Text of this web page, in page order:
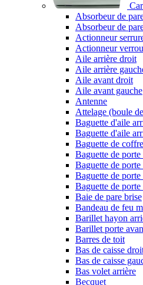
Absorbeur de
Absorbeur de
Actionneur
Actionneur
Aile arrière droit
Aile arrière
Aile avant droit
Aile avant gauche
Antenne
Attelage (boule
Baguette d'aile
Baguette d'aile
Baguette de coffre
Baguette de
Baguette de
Baguette de
Baguette de
Baie de pare brise
Bandeau de feu
Barillet hayon
Barillet porte
Barres de toit
Bas de caisse
Bas de caisse
Bas volet arrière
Becquet